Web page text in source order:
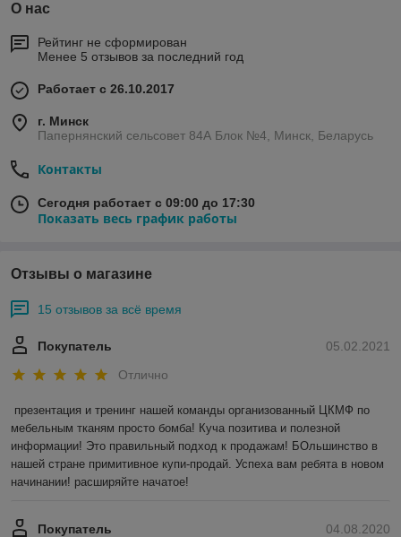
О нас
Рейтинг не сформирован
Менее 5 отзывов за последний год
Работает с 26.10.2017
г. Минск
Папернянский сельсовет 84А Блок №4, Минск, Беларусь
Контакты
Сегодня работает с 09:00 до 17:30
Показать весь график работы
Отзывы о магазине
15 отзывов за всё время
05.02.2021
Покупатель
Отлично
презентация и тренинг нашей команды организованный ЦКМФ по
мебельным тканям просто бомба! Куча позитива и полезной
информации! Это правильный подход к продажам! БОльшинство в
нашей стране примитивное купи-продай. Успеха вам ребята в новом
начинании! расширяйте начатое!
04.08.2020
Покупатель